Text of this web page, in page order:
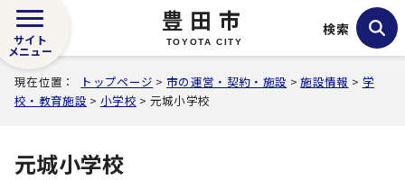
豊田市
TOYOTA CITY
サイト
メニュー
検索
現在位置： トップページ >市の運営・契約・施設 >施設情報 > 学
校・教育施設 > 小学校 > 元城小学校
元城小学校